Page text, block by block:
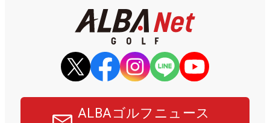
ALBAゴルフニュース